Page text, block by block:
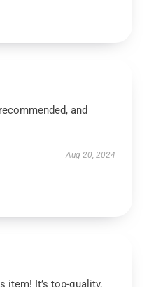
and
Aug 20, 2024
item! It’s top-quality,